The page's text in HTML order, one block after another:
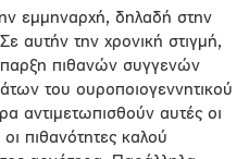
εμμηναρχή, δηλαδή στην
αυτήν την χρονική στιγμή,
πιθανών συγγενών
του ουροποιογεννητικού
αντιμετωπισθούν αυτές οι
πιθανότητες καλού